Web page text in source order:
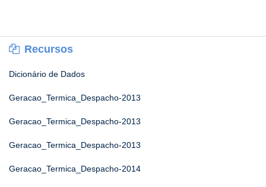
Recursos
Dicionário de Dados
Geracao_Termica_Despacho-2013
Geracao_Termica_Despacho-2013
Geracao_Termica_Despacho-2013
Geracao_Termica_Despacho-2014